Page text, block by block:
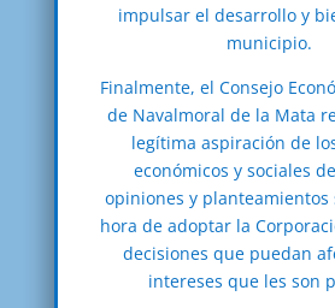
impulsar el desarrollo y
municipio.
Finalmente, el Consejo
de Navalmoral de la Mata
legítima aspiración de
económicos y sociales
opiniones y planteamientos
hora de adoptar la
decisiones que puedan
intereses que les son